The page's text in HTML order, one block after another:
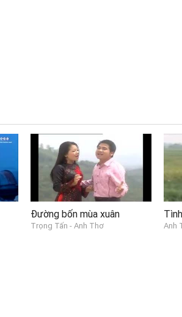
Đường bốn mùa xuân
Trọng Tấn - Anh Thơ Anh